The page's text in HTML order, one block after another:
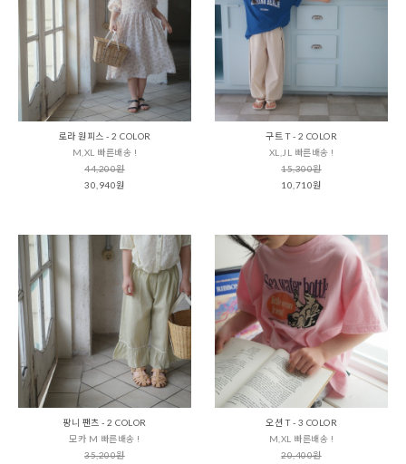
로라 원피스 - 2 COLOR
M,XL 빠른배송 !
44,200원
30,940원
구트 T - 2 COLOR
XL,JL 빠른배송 !
15,300원
10,710원
팡니 팬츠 - 2 COLOR
모카 M 빠른배송 !
35,200원
오션 T - 3 COLOR
M,XL 빠른배송 !
20,400원